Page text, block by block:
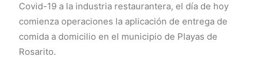
Covid-19 a la industria restaurantera, el día de hoy
comienza operaciones la aplicación de entrega de
comida a domicilio en el municipio de Playas de
Rosarito.